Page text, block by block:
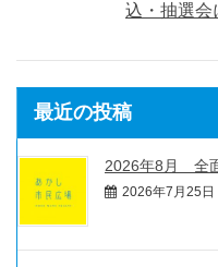
込・抽選
最近の投稿
2026年8月 全
2026年7月25日